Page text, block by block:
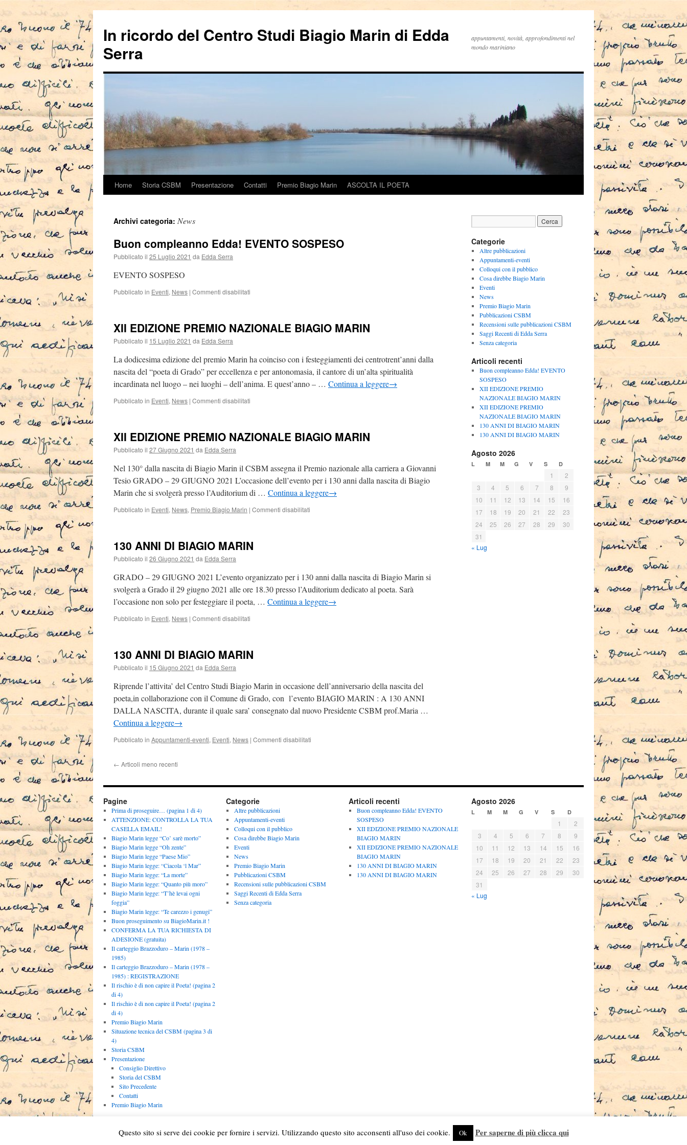
In ricordo del Centro Studi Biagio Marin di Edda
Serra
appuntamenti, novità, approfondimenti nel
mondo mariniano
Vai
contenuto
Home Storia CSBM Presentazione Contatti Premio Biagio Marin ASCOLTA IL POETA
Archivi categoria: News
Buon compleanno Edda! EVENTO SOSPESO
Pubblicato il 25 Luglio 2021 da Edda Serra
EVENTO SOSPESO
Pubblicato in Eventi, News | Commenti disabilitati
EVENTO
XII EDIZIONE PREMIO NAZIONALE BIAGIO MARIN
Pubblicato il 15 Luglio 2021 da Edda Serra
La dodicesima edizione del premio Marin ha coinciso con i festeggiamenti dei centrotrent’anni dalla
nascita del “poeta di Grado” per eccellenza e per antonomasia, il cantore di un’alta spiritualità
incardinata nel luogo – nei luoghi – dell’anima. E quest’anno – … Continua a leggere→
Pubblicato in Eventi, News | Commenti disabilitati
NAZIONALE
XII EDIZIONE PREMIO NAZIONALE BIAGIO MARIN
Pubblicato il 27 Giugno 2021 da Edda Serra
Nel 130° dalla nascita di Biagio Marin il CSBM assegna il Premio nazionale alla carriera a Giovanni
Tesio GRADO – 29 GIUGNO 2021 L’occasione dell’evento per i 130 anni dalla nascita di Biagio
Marin che si svolgerà presso l’Auditorium di … Continua a leggere→
Pubblicato in Eventi, News, Premio Biagio Marin | Commenti disabilitati
130 ANNI DI BIAGIO MARIN
Pubblicato il 26 Giugno 2021 da Edda Serra
GRADO – 29 GIUGNO 2021 L’evento organizzato per i 130 anni dalla nascita di Biagio Marin si
svolgerà a Grado il 29 giugno 2021 alle ore 18.30 presso l’Auditorium dedicato al poeta. Sarà
l’occasione non solo per festeggiare il poeta, … Continua a leggere→
Pubblicato in Eventi, News | Commenti disabilitati
BIAGIO
130 ANNI DI BIAGIO MARIN
Pubblicato il 15 Giugno 2021 da Edda Serra
Riprende l’attivita’ del Centro Studi Biagio Marin in occasione dell’anniversario della nascita del
poeta,in collaborazione con il Comune di Grado, con l’evento BIAGIO MARIN : A 130 ANNI
DALLA NASCITA, durante il quale sara’ consegnato dal nuovo Presidente CSBM prof.Maria …
Continua a leggere→
Pubblicato in Appuntamenti-eventi, Eventi, News | Commenti disabilitati
MARIN
← Articoli meno recenti
Categorie
Altre pubblicazioni
Appuntamenti-eventi
Colloqui con il pubblico
Cosa direbbe Biagio Marin
Eventi
News
Premio Biagio Marin
Pubblicazioni CSBM
Recensioni sulle pubblicazioni CSBM
Saggi Recenti di Edda Serra
Senza categoria
Articoli recenti
Buon compleanno Edda! EVENTO
SOSPESO
XII EDIZIONE PREMIO
NAZIONALE BIAGIO MARIN
XII EDIZIONE PREMIO
NAZIONALE BIAGIO MARIN
130 ANNI DI BIAGIO MARIN
130 ANNI DI BIAGIO MARIN
Agosto 2026
L M M G V S D
1
2
3
4 5 6 7 8
9
10
11 12 13 14 15
16
17
18 19 20 21 22
23
24
25 26 27 28 29
30
31
« Lug
Pagine
Prima di proseguire… (pagina 1 di 4)
ATTENZIONE: CONTROLLA LA TUA
CASELLA EMAIL!
Biagio Marin legge “Co’ sarè morto”
Biagio Marin legge “Oh zente”
Biagio Marin legge “Paese Mio”
Biagio Marin legge: “Ciacola ‘l Mar”
Biagio Marin legge: “La morte”
Biagio Marin legge: “Quanto più moro”
Biagio Marin legge: “T’hè levai ogni
foggia”
Biagio Marin legge: “Te carezzo i genugi”
Buon proseguimento su BiagioMarin.it !
CONFERMA LA TUA RICHIESTA DI
ADESIONE (gratuita)
Il carteggio Brazzoduro – Marin (1978 –
1985)
Il carteggio Brazzoduro – Marin (1978 –
1985) : REGISTRAZIONE
Il rischio è di non capire il Poeta! (pagina 2
di 4)
Il rischio è di non capire il Poeta! (pagina 2
di 4)
Premio Biagio Marin
Situazione tecnica del CSBM (pagina 3 di
4)
Storia CSBM
Presentazione
Consiglio Direttivo
Storia del CSBM
Sito Precedente
Contatti
Premio Biagio Marin
Categorie
Altre pubblicazioni
Appuntamenti-eventi
Colloqui con il pubblico
Cosa direbbe Biagio Marin
Eventi
News
Premio Biagio Marin
Pubblicazioni CSBM
Recensioni sulle pubblicazioni CSBM
Saggi Recenti di Edda Serra
Senza categoria
Articoli recenti
Buon compleanno Edda! EVENTO
SOSPESO
XII EDIZIONE PREMIO NAZIONALE
BIAGIO MARIN
XII EDIZIONE PREMIO NAZIONALE
BIAGIO MARIN
130 ANNI DI BIAGIO MARIN
130 ANNI DI BIAGIO MARIN
Agosto 2026
L M M G V S D
1
2
3
4 5 6 7 8
9
10
11 12 13 14 15
16
17
18 19 20 21 22
23
24
25 26 27 28 29
30
31
« Lug
Questo sito si serve dei cookie per fornire i servizi. Utilizzando questo sito acconsenti all'uso dei cookie. Ok Per saperne di più clicca qui